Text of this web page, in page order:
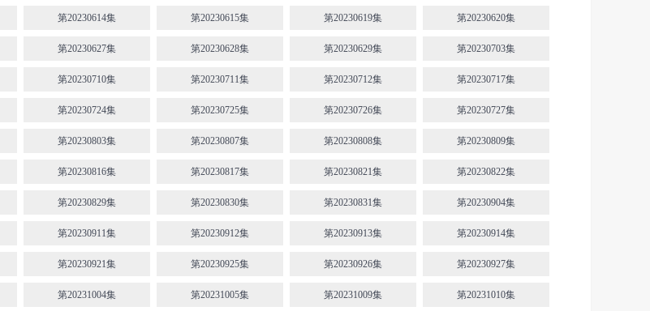
第20230614集 第20230615集 第20230619集 第20230620集
第20230627集 第20230628集 第20230629集 第20230703集
第20230710集 第20230711集 第20230712集 第20230717集
第20230724集 第20230725集 第20230726集 第20230727集
第20230803集 第20230807集 第20230808集 第20230809集
第20230816集 第20230817集 第20230821集 第20230822集
第20230829集 第20230830集 第20230831集 第20230904集
第20230911集 第20230912集 第20230913集 第20230914集
第20230921集 第20230925集 第20230926集 第20230927集
第20231004集 第20231005集 第20231009集 第20231010集